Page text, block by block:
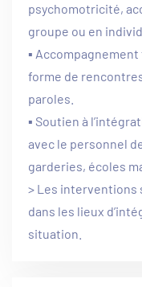
psychomotricité,
groupe ou en
▪
forme de
paroles.
▪ Soutien à
avec le personnel
garderies, écoles
> Les interventions
dans les lieux
situation.